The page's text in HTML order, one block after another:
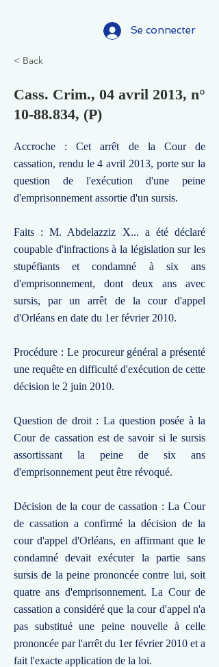
Se connecter
< Back
Cass. Crim., 04 avril 2013, n°
10-88.834, (P)
Accroche : Cet arrêt de la Cour de
cassation, rendu le 4 avril 2013, porte sur la
question de l'exécution d'une peine
d'emprisonnement assortie d'un sursis.
Faits : M. Abdelazziz X... a été déclaré
coupable d'infractions à la législation sur les
stupéfiants et condamné à six ans
d'emprisonnement, dont deux ans avec
sursis, par un arrêt de la cour d'appel
d'Orléans en date du 1er février 2010.
Procédure : Le procureur général a présenté
une requête en difficulté d'exécution de cette
décision le 2 juin 2010.
Question de droit : La question posée à la
Cour de cassation est de savoir si le sursis
assortissant la peine de six ans
d'emprisonnement peut être révoqué.
Décision de la cour de cassation : La Cour
de cassation a confirmé la décision de la
cour d'appel d'Orléans, en affirmant que le
condamné devait exécuter la partie sans
sursis de la peine prononcée contre lui, soit
quatre ans d'emprisonnement. La Cour de
cassation a considéré que la cour d'appel n'a
pas substitué une peine nouvelle à celle
prononcée par l'arrêt du 1er février 2010 et a
fait l'exacte application de la loi.